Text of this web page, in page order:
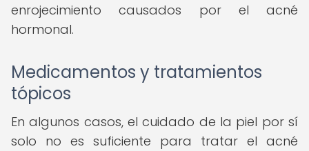
enrojecimiento causados por el acné
hormonal.
Medicamentos y tratamientos
tópicos
En algunos casos, el cuidado de la piel por sí
solo no es suficiente para tratar el acné